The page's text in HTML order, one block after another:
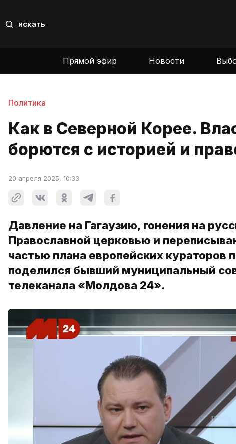
искать
Прямой эфир Новости
Политика
Как в Северной Корее.
борются с историей и
20 апреля 2025, 10:33
Давление на Гагаузию, гонения на
Православной церковью и
частью плана европейских
поделился бывший муниципальный
телеканала «Молдова 24».